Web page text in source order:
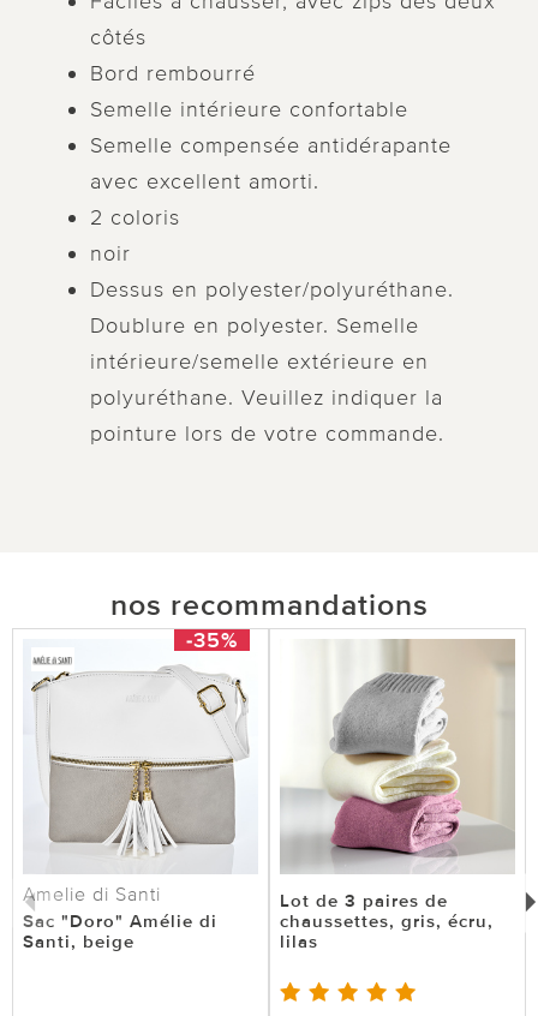
côtés
Bord rembourré
Semelle intérieure confortable
Semelle compensée antidérapante
avec excellent amorti.
2 coloris
noir
Dessus en polyester/polyuréthane.
Doublure en polyester. Semelle
intérieure/semelle extérieure en
polyuréthane. Veuillez indiquer la
pointure lors de votre commande.
nos recommandations
-35%
Amelie di Santi
Sac "Doro" Amélie di
Santi, beige
Lot de 3 paires de
chaussettes, gris, écru,
lilas